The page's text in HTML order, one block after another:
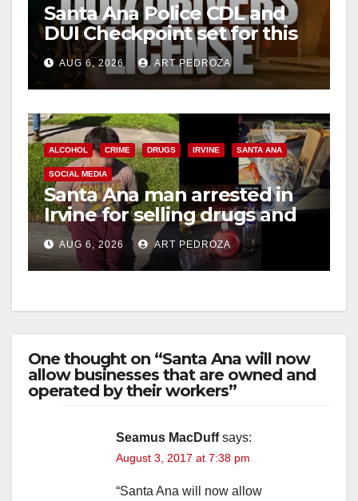
Santa Ana Police CDL and
DUI Checkpoint set for this
Friday night, August 7
AUG 6, 2026 ART PEDROZA
ALCOHOL CRIME DRUGS IRVINE SANTA ANA
SOCIAL MEDIA
Santa Ana man arrested in
Irvine for selling drugs and
booze to minors via social
media
AUG 6, 2026 ART PEDROZA
One thought on “Santa Ana will now
allow businesses that are owned and
operated by their workers”
Seamus MacDuff says:
August 3, 2017 at 7:38 pm
“Santa Ana will now allow